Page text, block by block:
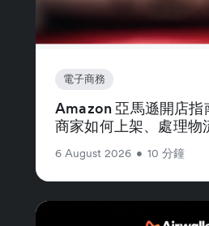
電子商務
Amazon 亞馬遜開店指
商家如何上架、處理物
6 August 2026 • 10 分鐘